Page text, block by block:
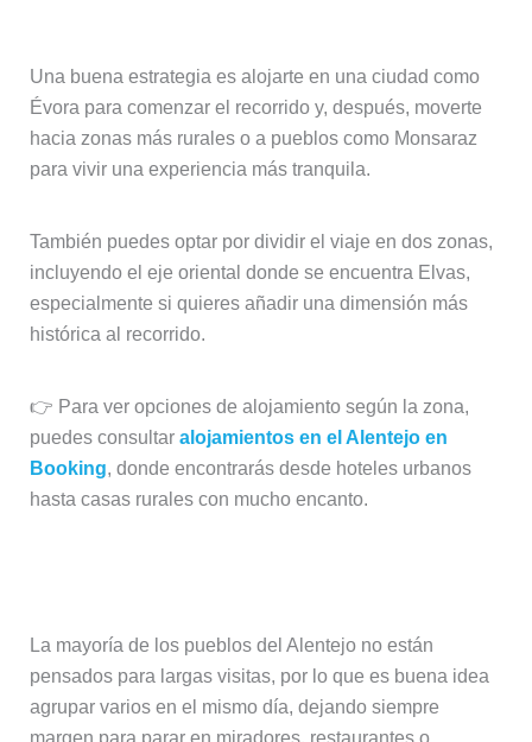
Una buena estrategia es alojarte en una ciudad como
Évora para comenzar el recorrido y, después, moverte
hacia zonas más rurales o a pueblos como Monsaraz
para vivir una experiencia más tranquila.
También puedes optar por dividir el viaje en dos zonas,
incluyendo el eje oriental donde se encuentra Elvas,
especialmente si quieres añadir una dimensión más
histórica al recorrido.
👉 Para ver opciones de alojamiento según la zona,
puedes consultar alojamientos en el Alentejo en
Booking, donde encontrarás desde hoteles urbanos
hasta casas rurales con mucho encanto.
La mayoría de los pueblos del Alentejo no están
pensados para largas visitas, por lo que es buena idea
agrupar varios en el mismo día, dejando siempre
margen para parar en miradores, restaurantes o